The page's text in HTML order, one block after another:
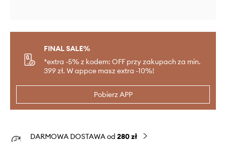
FINAL SALE%
*extra -5% z kodem: OFF przy zakupach za min.
399 zł. W appce masz extra -10%!
Pobierz APP
DARMOWA DOSTAWA od 280 zł